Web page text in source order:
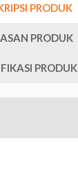
PRODUK
PRODUK
PRODUK